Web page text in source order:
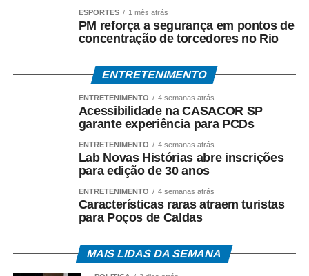
A Polícia Federal prossegue com a coleta de provas e a
análise dos documentos apreendidos durante a
Operação Heritage.
A existência da investigação não representa condenação,
contraditório, à ampla defesa e à presunção de inocência.
do caso e trará novas informações à medida que houver
manifestações oficiais das autoridades e das partes
COMENTE ABAIXO:
WhatsApp
Facebook
Twitter
Messenger
LinkedIn
Share
ESPORTES 1 mês atrás
PM reforça a segurança em pontos de
concentração de torcedores no Rio
ENTRETENIMENTO
ENTRETENIMENTO 4 semanas atrás
Acessibilidade na CASACOR SP
garante experiência para PCDs
ENTRETENIMENTO 4 semanas atrás
Lab Novas Histórias abre inscrições
para edição de 30 anos
ENTRETENIMENTO 4 semanas atrás
Características raras atraem turistas
para Poços de Caldas
MAIS LIDAS DA SEMANA